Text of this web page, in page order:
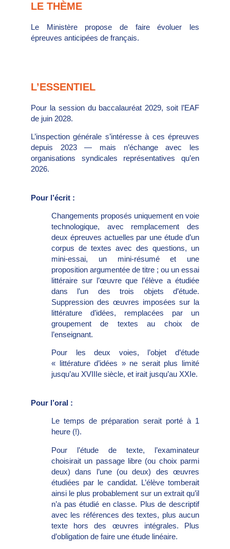
LE THÈME
Le Ministère propose de faire évoluer les
épreuves anticipées de français.
L’ESSENTIEL
Pour la session du baccalauréat 2029, soit l’EAF
de juin 2028.
L’inspection générale s’intéresse à ces épreuves
depuis 2023 — mais n’échange avec les
organisations syndicales représentatives qu’en
2026.
Pour l’écrit :
Changements proposés uniquement en voie
technologique, avec remplacement des
deux épreuves actuelles par une étude d’un
corpus de textes avec des questions, un
mini-essai, un mini-résumé et une
proposition argumentée de titre ; ou un essai
littéraire sur l’œuvre que l’élève a étudiée
dans l’un des trois objets d’étude.
Suppression des œuvres imposées sur la
littérature d’idées, remplacées par un
groupement de textes au choix de
l’enseignant.
Pour les deux voies, l’objet d’étude
« littérature d’idées » ne serait plus limité
jusqu’au XVIIIe siècle, et irait jusqu’au XXIe.
Pour l’oral :
Le temps de préparation serait porté à 1
heure (!).
Pour l’étude de texte, l’examinateur
choisirait un passage libre (ou choix parmi
deux) dans l’une (ou deux) des œuvres
étudiées par le candidat. L’élève tomberait
ainsi le plus probablement sur un extrait qu’il
n’a pas étudié en classe. Plus de descriptif
avec les références des textes, plus aucun
texte hors des œuvres intégrales. Plus
d’obligation de faire une étude linéaire.